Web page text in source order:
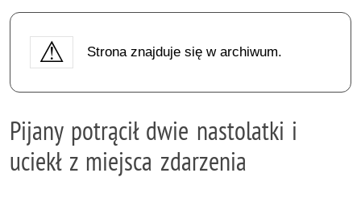
Strona znajduje się w archiwum.
Pijany potrącił dwie nastolatki i
uciekł z miejsca zdarzenia